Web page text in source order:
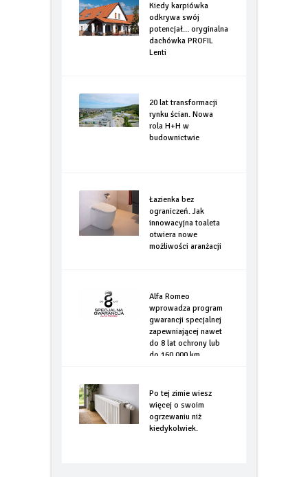
Kiedy karpiówka
odkrywa swój
potencjał… oryginalna
dachówka PROFIL
Lenti
20 lat transformacji
rynku ścian. Nowa
rola H+H w
budownictwie
Łazienka bez
ograniczeń. Jak
innowacyjna toaleta
otwiera nowe
możliwości aranżacji
Alfa Romeo
wprowadza program
gwarancji specjalnej
zapewniającej nawet
do 8 lat ochrony lub
do 160.000 km
Po tej zimie wiesz
więcej o swoim
ogrzewaniu niż
kiedykolwiek.